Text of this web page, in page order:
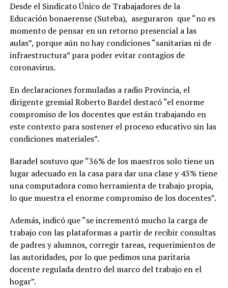
Desde el Sindicato Único de Trabajadores de la
Educación bonaerense (Suteba), aseguraron que “no es
momento de pensar en un retorno presencial a las
aulas”, porque aún no hay condiciones “sanitarias ni de
infraestructura” para poder evitar contagios de
coronavirus.
En declaraciones formuladas a radio Provincia, el
dirigente gremial Roberto Bardel destacó “el enorme
compromiso de los docentes que están trabajando en
este contexto para sostener el proceso educativo sin las
condiciones materiales”.
Baradel sostuvo que “36% de los maestros solo tiene un
lugar adecuado en la casa para dar una clase y 43% tiene
una computadora como herramienta de trabajo propia,
lo que muestra el enorme compromiso de los docentes”.
Además, indicó que “se incrementó mucho la carga de
trabajo con las plataformas a partir de recibir consultas
de padres y alumnos, corregir tareas, requerimientos de
las autoridades, por lo que pedimos una paritaria
docente regulada dentro del marco del trabajo en el
hogar”.